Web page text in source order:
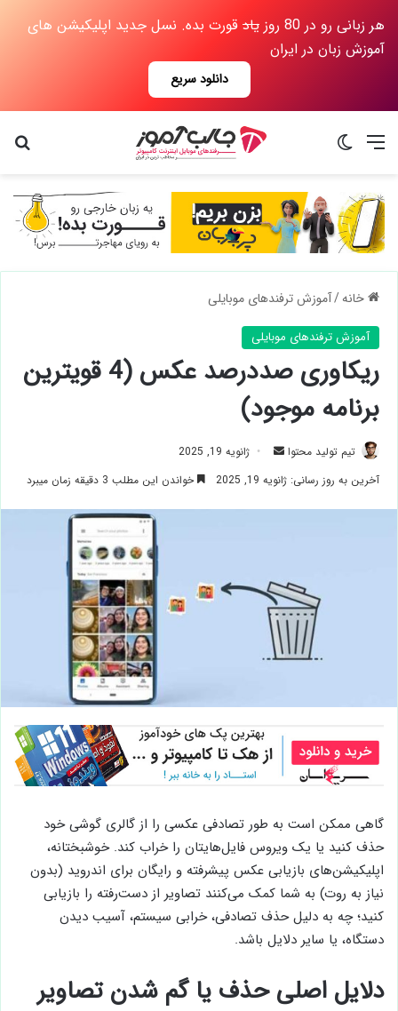
هر زبانی رو در 80 روز یاد قورت بده. نسل جدید اپلیکیشن های
آموزش زبان در ایران
دانلود سریع
منو
خانه/آموزش ترفندهای موبایلی
آموزش ترفندهای موبایلی
ریکاوری صددرصد عکس (4 قویترین
برنامه موجود)
تیم تولید محتوا
ارسال
ایمیل
ژانویه 19, 2025
آخرین به روز رسانی: ژانویه 19, 2025
خواندن این مطلب 3 دقیقه زمان میبرد
گاهی ممکن است به طور تصادفی عکسی را از گالری گوشی خود
حذف کنید یا یک ویروس فایل‌هایتان را خراب کند. خوشبختانه،
اپلیکیشن‌های بازیابی عکس پیشرفته و رایگان برای اندروید (بدون
نیاز به روت) به شما کمک می‌کنند تصاویر از دست‌رفته را بازیابی
کنید؛ چه به دلیل حذف تصادفی، خرابی سیستم، آسیب دیدن
دستگاه، یا سایر دلایل باشد.
دلایل اصلی حذف یا گم شدن تصاویر